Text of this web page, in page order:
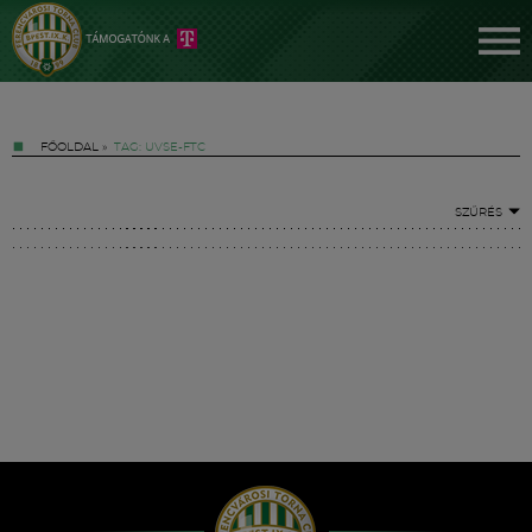
FŐOLDAL » TAG: UVSE-FTC
SZŰRÉS
Hírek